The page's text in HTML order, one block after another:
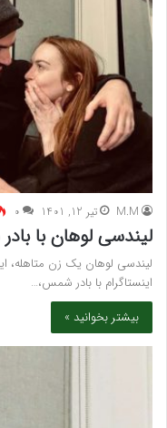
M.M تیر 12, 1401 ۰
لیندسی لوهان با
اینستاگرام با بادر شمس،…
بیشتر بخوانید »